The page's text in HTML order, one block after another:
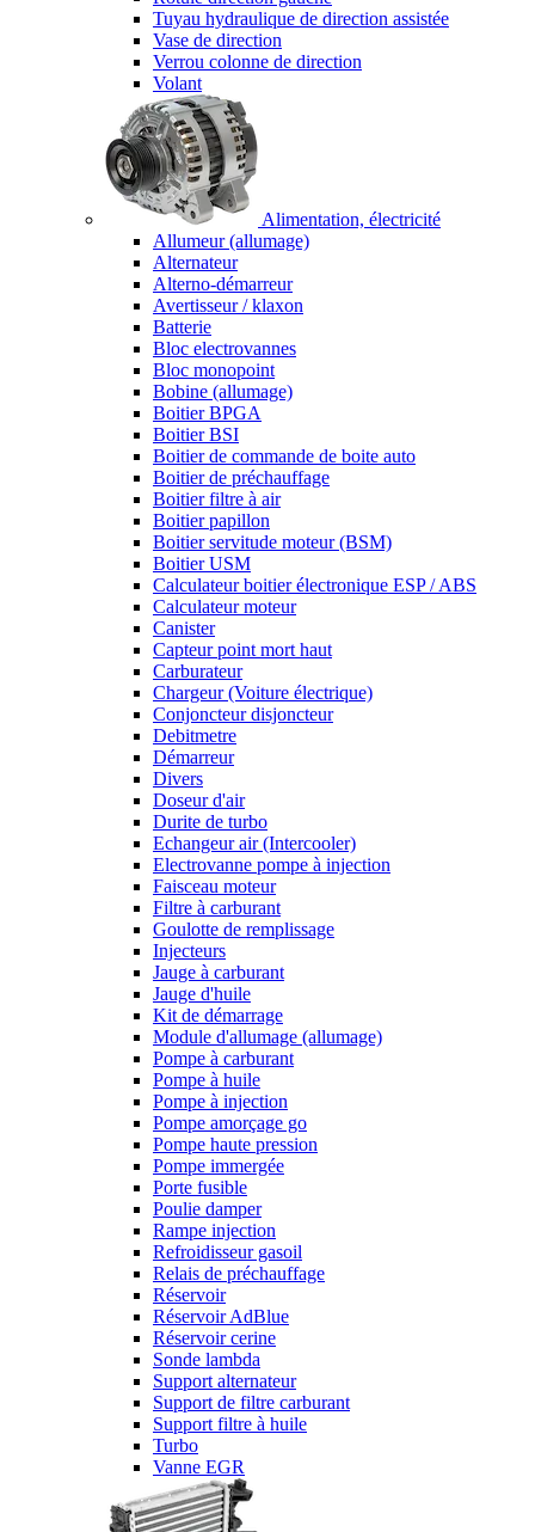
Tuyau hydraulique de direction assistée
Vase de direction
Verrou colonne de direction
Volant
Alimentation, électricité
Allumeur (allumage)
Alternateur
Alterno-démarreur
Avertisseur / klaxon
Batterie
Bloc electrovannes
Bloc monopoint
Bobine (allumage)
Boitier BPGA
Boitier BSI
Boitier de commande de boite auto
Boitier de préchauffage
Boitier filtre à air
Boitier papillon
Boitier servitude moteur (BSM)
Boitier USM
Calculateur boitier électronique ESP / ABS
Calculateur moteur
Canister
Capteur point mort haut
Carburateur
Chargeur (Voiture électrique)
Conjoncteur disjoncteur
Debitmetre
Démarreur
Divers
Doseur d'air
Durite de turbo
Echangeur air (Intercooler)
Electrovanne pompe à injection
Faisceau moteur
Filtre à carburant
Goulotte de remplissage
Injecteurs
Jauge à carburant
Jauge d'huile
Kit de démarrage
Module d'allumage (allumage)
Pompe à carburant
Pompe à huile
Pompe à injection
Pompe amorçage go
Pompe haute pression
Pompe immergée
Porte fusible
Poulie damper
Rampe injection
Refroidisseur gasoil
Relais de préchauffage
Réservoir
Réservoir AdBlue
Réservoir cerine
Sonde lambda
Support alternateur
Support de filtre carburant
Support filtre à huile
Turbo
Vanne EGR